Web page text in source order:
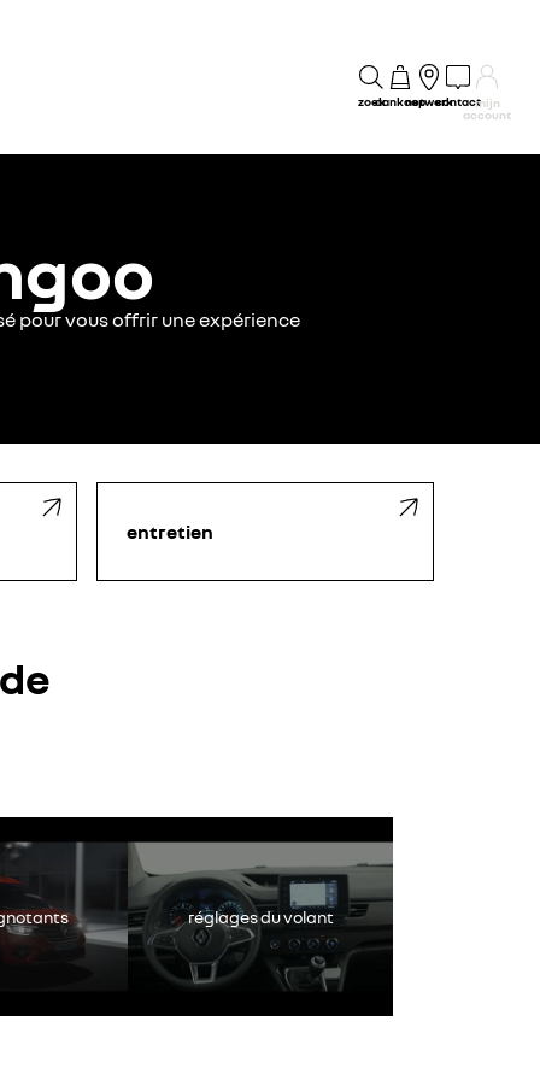
zoekaankoopnetwerkcontactmijn
account
pour vous offrir une expérience
entretien
réglages du volant